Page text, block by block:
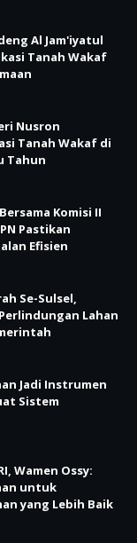
Al Jam'iyatul
Tanah Wakaf
Nusron
Tanah Wakaf di
Tahun
Komisi II
Pastikan
Efisien
Se-Sulsel,
Lahan
Jadi Instrumen
Sistem
Wamen Ossy:
untuk
yang Lebih Baik